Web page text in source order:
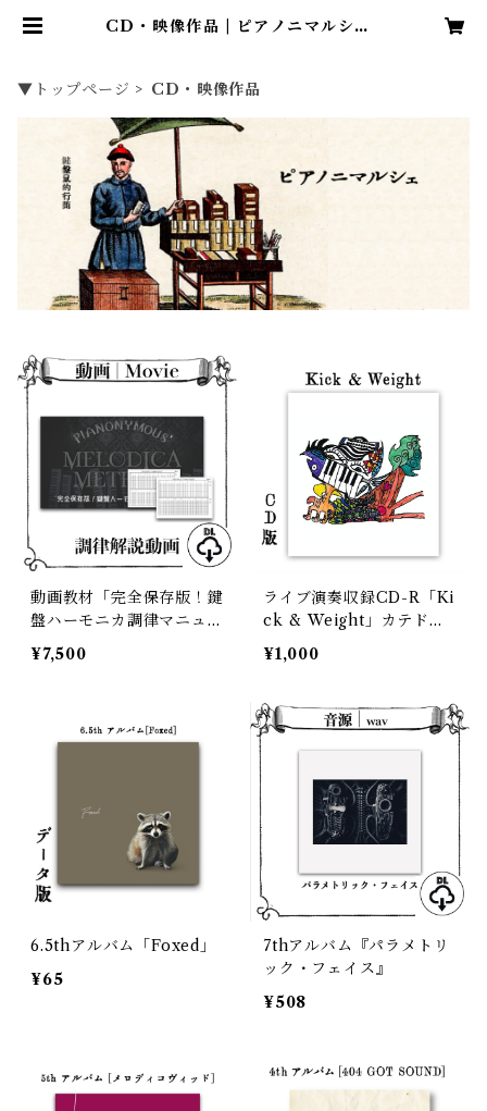
CD・映像作品 | ピアノニマルシェ |
▼トップページ
CD・映像作品
動画教材「完全保存版！鍵
盤ハーモニカ調律マニュア
ル」＋チューニングシート
PDF付き
¥7,500
ライブ演奏収録CD-R「Ki
ck & Weight」カテドラ
ルマスキュラーズ
¥1,000
6.5thアルバム「Foxed」
¥65
7thアルバム『パラメトリ
ック・フェイス』
¥508